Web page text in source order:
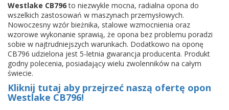
Westlake CB796to niezwykle mocna, radialna opona do
wszelkich zastosowań w maszynach przemysłowych.
Nowoczesny wzór bieżnika, stalowe wzmocnienia oraz
wzorowe wykonanie sprawią, że opona bez problemu poradzi
sobie w najtrudniejszych warunkach. Dodatkowo na oponę
CB796 udzielona jest 5-letnia gwarancja producenta. Produkt
godny polecenia, posiadający wielu zwolenników na całym
świecie.
Kliknij tutaj aby przejrzeć naszą ofertę opon
Westlake CB796!